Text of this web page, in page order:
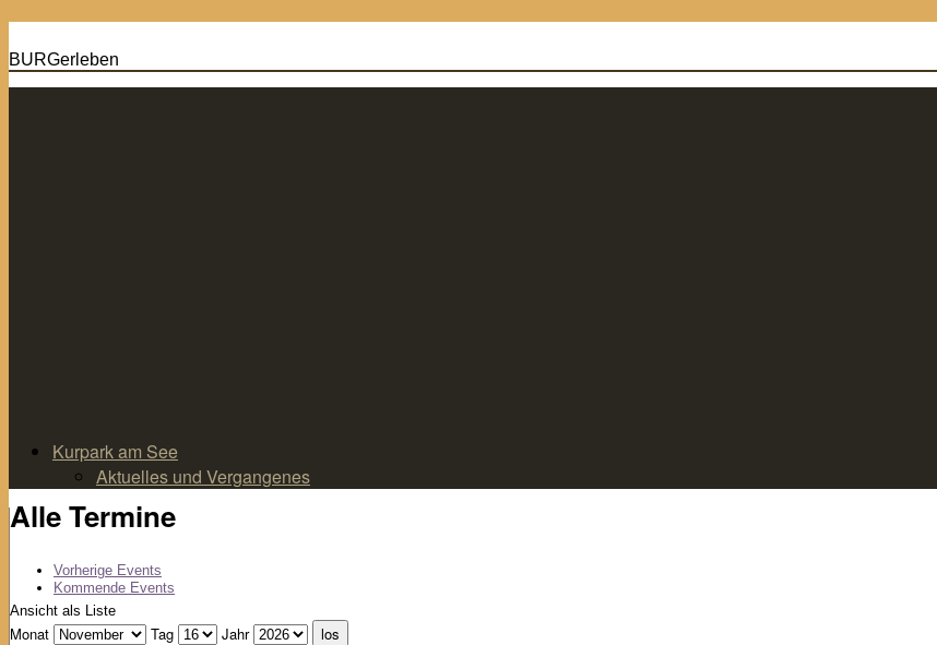
BURGerleben
Kurpark am See
Aktuelles und Vergangenes
Alle Termine
Vorherige Events
Kommende Events
Ansicht als
Liste
Monat Tag Jahr